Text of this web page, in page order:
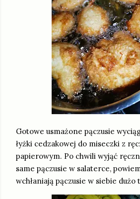
Gotowe usmażone pączusie
łyżki cedzakowej do miseczki z
papierowym. Po chwili wyjąć
same pączusie w salaterce,
wchłaniają pączusie w siebie dużo